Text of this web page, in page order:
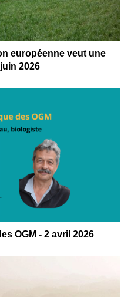
européenne veut une
2026
OGM - 2 avril 2026